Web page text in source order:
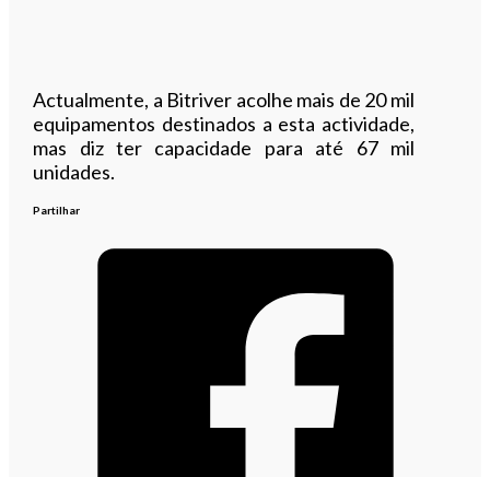
Actualmente, a Bitriver acolhe mais de 20 mil
equipamentos destinados a esta actividade,
mas diz ter capacidade para até 67 mil
unidades.
Partilhar